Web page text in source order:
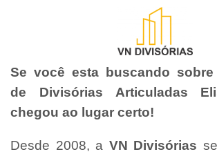
Se você esta buscando sobre
de Divisórias Articuladas
chegou ao lugar certo!
Desde 2008, a VN Divisórias